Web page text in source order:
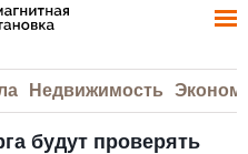
Недвижимость
будут проверять